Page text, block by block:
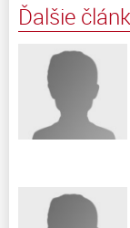
Ďalšie